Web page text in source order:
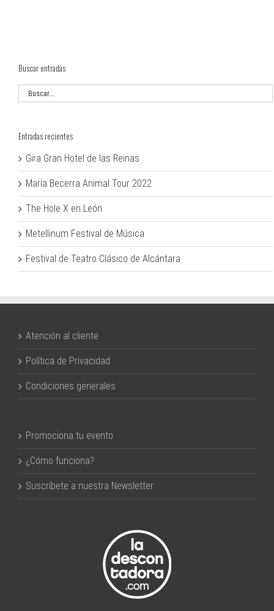
Buscar entradas
Entradas recientes
Gira Gran Hotel de las Reinas
María Becerra Animal Tour 2022
The Hole X en León
Metellinum Festival de Música
Festival de Teatro Clásico de Alcántara
Atención al cliente
Política de Privacidad
Condiciones generales
Promociona tu evento
¿Cómo funciona?
Suscríbete a nuestra Newsletter